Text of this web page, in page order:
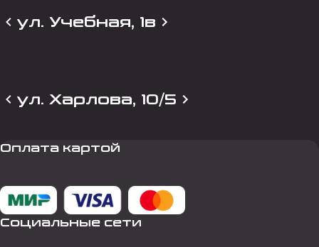
ул. Учебная, 1в
ул. Харлова, 10/5
Оплата картой
Социальные сети